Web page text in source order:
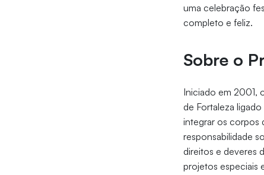
uma celebração
completo e feliz.
Sobre o
Iniciado em 2001,
de Fortaleza
integrar os corpos
responsabilidade
direitos e deveres
projetos especiais